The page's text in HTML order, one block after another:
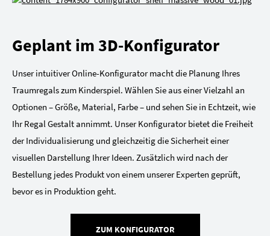
Geplant im 3D-Konfigurator
Unser intuitiver Online-Konfigurator macht die Planung Ihres
Traumregals zum Kinderspiel. Wählen Sie aus einer Vielzahl an
Optionen – Größe, Material, Farbe – und sehen Sie in Echtzeit, wie
Ihr Regal Gestalt annimmt. Unser Konfigurator bietet die Freiheit
der Individualisierung und gleichzeitig die Sicherheit einer
visuellen Darstellung Ihrer Ideen. Zusätzlich wird nach der
Bestellung jedes Produkt von einem unserer Experten geprüft,
bevor es in Produktion geht.
ZUM KONFIGURATOR